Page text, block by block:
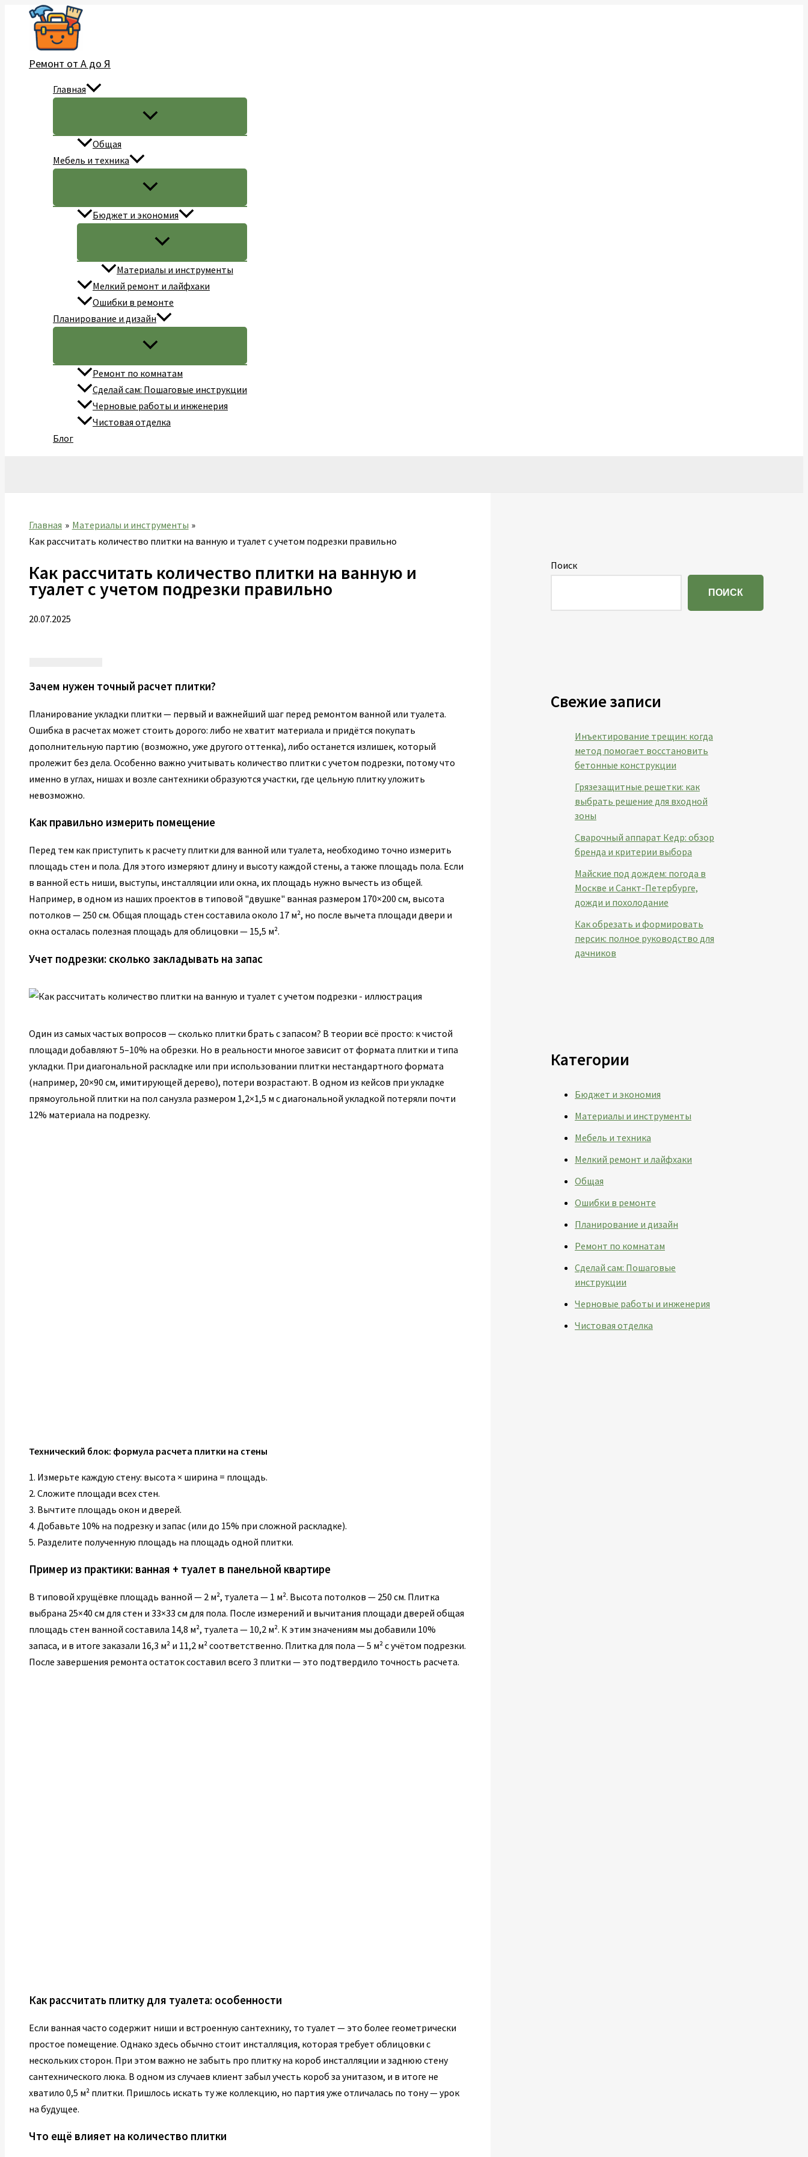
Перейти
содержимому
Ремонт от А до Я
Главная
Общая
Мебель и техника
Бюджет и экономия
Материалы и инструменты
Мелкий ремонт и лайфхаки
Ошибки в ремонте
Планирование и дизайн
Ремонт по комнатам
Сделай сам: Пошаговые инструкции
Черновые работы и инженерия
Чистовая отделка
Блог
Главная
Материалы и инструменты
Как рассчитать количество плитки на ванную и туалет с учетом подрезки правильно
Как рассчитать количество плитки на ванную и
туалет с учетом подрезки правильно
20.07.2025
Зачем нужен точный расчет плитки?
Планирование укладки плитки — первый и важнейший шаг перед ремонтом ванной или туалета.
Ошибка в расчетах может стоить дорого: либо не хватит материала и придётся покупать
дополнительную партию (возможно, уже другого оттенка), либо останется излишек, который
пролежит без дела. Особенно важно учитывать количество плитки с учетом подрезки, потому что
именно в углах, нишах и возле сантехники образуются участки, где цельную плитку уложить
невозможно.
Как правильно измерить помещение
Перед тем как приступить к расчету плитки для ванной или туалета, необходимо точно измерить
площадь стен и пола. Для этого измеряют длину и высоту каждой стены, а также площадь пола. Если
в ванной есть ниши, выступы, инсталляции или окна, их площадь нужно вычесть из общей.
Например, в одном из наших проектов в типовой "двушке" ванная размером 170×200 см, высота
потолков — 250 см. Общая площадь стен составила около 17 м², но после вычета площади двери и
окна осталась полезная площадь для облицовки — 15,5 м².
Учет подрезки: сколько закладывать на запас
Один из самых частых вопросов — сколько плитки брать с запасом? В теории всё просто: к чистой
площади добавляют 5–10% на обрезки. Но в реальности многое зависит от формата плитки и типа
укладки. При диагональной раскладке или при использовании плитки нестандартного формата
(например, 20×90 см, имитирующей дерево), потери возрастают. В одном из кейсов при укладке
прямоугольной плитки на пол санузла размером 1,2×1,5 м с диагональной укладкой потеряли почти
12% материала на подрезку.
Технический блок: формула расчета плитки на стены
1. Измерьте каждую стену: высота × ширина = площадь.
2. Сложите площади всех стен.
3. Вычтите площадь окон и дверей.
4. Добавьте 10% на подрезку и запас (или до 15% при сложной раскладке).
5. Разделите полученную площадь на площадь одной плитки.
Пример из практики: ванная + туалет в панельной квартире
В типовой хрущёвке площадь ванной — 2 м², туалета — 1 м². Высота потолков — 250 см. Плитка
выбрана 25×40 см для стен и 33×33 см для пола. После измерений и вычитания площади дверей общая
площадь стен ванной составила 14,8 м², туалета — 10,2 м². К этим значениям мы добавили 10%
запаса, и в итоге заказали 16,3 м² и 11,2 м² соответственно. Плитка для пола — 5 м² с учётом подрезки.
После завершения ремонта остаток составил всего 3 плитки — это подтвердило точность расчета.
Как рассчитать плитку для туалета: особенности
Если ванная часто содержит ниши и встроенную сантехнику, то туалет — это более геометрически
простое помещение. Однако здесь обычно стоит инсталляция, которая требует облицовки с
нескольких сторон. При этом важно не забыть про плитку на короб инсталляции и заднюю стену
сантехнического люка. В одном из случаев клиент забыл учесть короб за унитазом, и в итоге не
хватило 0,5 м² плитки. Пришлось искать ту же коллекцию, но партия уже отличалась по тону — урок
на будущее.
Что ещё влияет на количество плитки
Поиск
ПОИСК
Свежие записи
Инъектирование трещин: когда
метод помогает восстановить
бетонные конструкции
Грязезащитные решетки: как
выбрать решение для входной
зоны
Сварочный аппарат Кедр: обзор
бренда и критерии выбора
Майские под дождем: погода в
Москве и Санкт-Петербурге,
дожди и похолодание
Как обрезать и формировать
персик: полное руководство для
дачников
Категории
Бюджет и экономия
Материалы и инструменты
Мебель и техника
Мелкий ремонт и лайфхаки
Общая
Ошибки в ремонте
Планирование и дизайн
Ремонт по комнатам
Сделай сам: Пошаговые
инструкции
Черновые работы и инженерия
Чистовая отделка